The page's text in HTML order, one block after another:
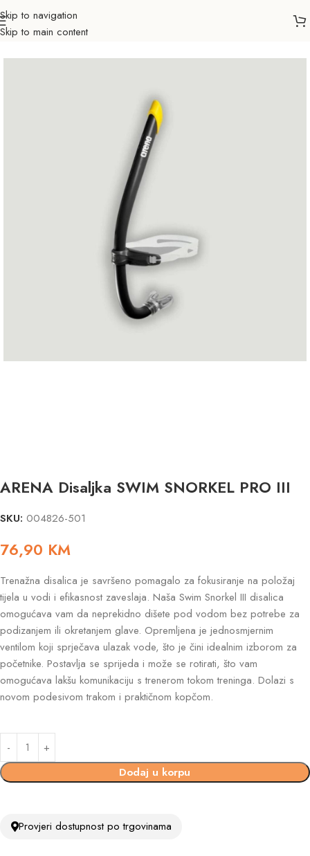
Skip to navigation
Skip to main content
Početna Sportovi
ARENA Disaljka SWIM SNORKEL PRO III
SKU: 004826-501
76,90 KM
Trenažna disalica je savršeno pomagalo za fokusiranje na položaj
tijela u vodi i efikasnost zaveslaja. Naša Swim Snorkel III disalica
omogućava vam da neprekidno dišete pod vodom bez potrebe za
podizanjem ili okretanjem glave. Opremljena je jednosmjernim
ventilom koji sprječava ulazak vode, što je čini idealnim izborom za
početnike. Postavlja se sprijeda i može se rotirati, što vam
omogućava lakšu komunikaciju s trenerom tokom treninga. Dolazi s
novom podesivom trakom i praktičnom kopčom.
Dodaj u korpu
Provjeri dostupnost po trgovinama